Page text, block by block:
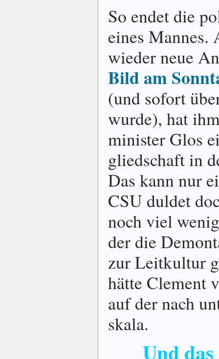
So endet die
eines Mannes.
wieder neue
Bild am
(und sofort
wurde), hat
mini­ster Glos
glied­schaft in
Das kann nur
CSU duldet
noch viel
der die
zur Leit­kultur
hätte Clement
auf der nach
skala.
Und